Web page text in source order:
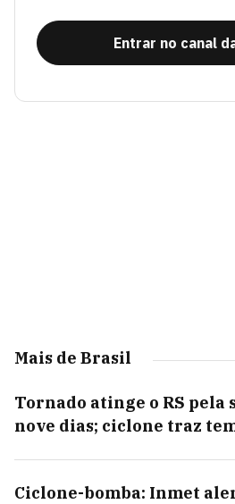
Entrar no canal
Mais de Brasil
Tornado atinge o RS pela
nove dias; ciclone traz
Ciclone-bomba: Inmet